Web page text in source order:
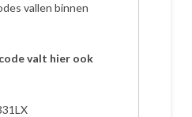
vallen binnen
valt hier ook